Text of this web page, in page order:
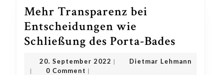
Mehr Transparenz bei
Entscheidungen wie
Schließung des Porta-Bades
20. September 2022 20.
|
Dietmar Lehmann
Dietmar
| 0 Comment |